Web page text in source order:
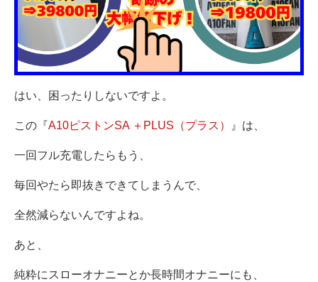
はい、困ったりしないですよ。
この『A10ピストンSA ＋PLUS（プラス） 』は、
一回フル充電したらもう、
毎回やたら即抜きできてしまうんで、
全然減らないんですよね。
あと、
純粋にスローオナニーとか長時間オナニーにも、